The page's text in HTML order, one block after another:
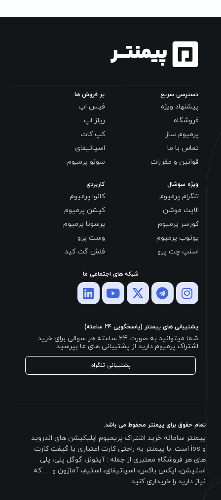
دسترسی سریع
پیشنهاد ویژه
فروشگاه
پرمیوم ساز
تماس با ما
قوانین و مقررات
پر فروش ها
فیس اپ
ریلز اپ
کپ کات
اسپاتیفای
سونو پرمیوم
ویژه سوشال
تلگرام پرمیوم
الایت موشن
کورسر پرمیوم
یوتوب پرمیوم
اسنپ چت پرو
کاربردی
کانوا پرمیوم
کپشن پرمیوم
پرسونا پرمیوم
وست پرو
فلش گت کید
شبکه های اجتماعی ما
پشتیبانی های پیمنتر (پاسخگویی 24 ساعته)
شما میتوانید به صورت 24 ساعته هر سوالی برای خرید
اشتراک پرمیوم دارید از پشتیبانی های ما بپرسید.
پشتیبانی تلگرام
تمام حقوق برای پیمنتر محفوظ می باشد.
پیمنتر سامانه خرید اشتراک پریمیوم اپلیکیشن های اندروید
و ios است. با پیمنتر به راحتی کارت اعتباری یا گیفت کارت
های هر فروشگاه معتبری از جمله : آیتونز، گوگل پلی، پلی
استیشن، ایکس باکس، اسپاتیفای، استیم، آمازون و … که
نیاز دارید را خریداری کنید.